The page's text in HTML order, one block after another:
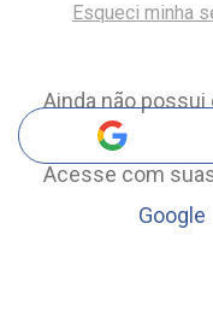
Esqueci minha
Ainda não possui
Acesse com
Google